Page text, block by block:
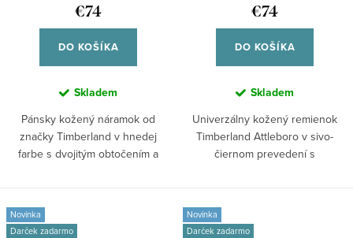
€74
DO KOŠÍKA
Skladem
Pánsky kožený náramok od
značky Timberland v hnedej
farbe s dvojitým obtočením a
hodinky TDOUS0001812 42/44
€74
DO KOŠÍKA
Skladem
Univerzálny kožený remienok
Timberland Attleboro v sivo-
čiernom prevedení s
Novinka
Darček zadarmo
Novinka
Darček zadarmo